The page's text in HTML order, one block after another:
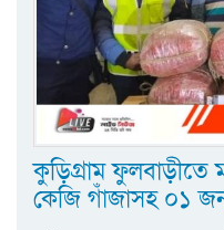
কুড়িগ্রাম ফুলবাড়ীতে
কেজি গাঁজাসহ ০১